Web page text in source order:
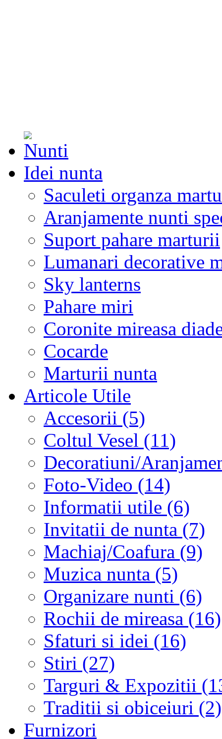
Idei nunta
Saculeti organza
Aranjamente nunti
Suport pahare marturii
Lumanari decorative
Sky lanterns
Pahare miri
Coronite mireasa
Cocarde
Marturii nunta
Articole Utile
Accesorii (5)
Coltul Vesel (11)
Decoratiuni/
Foto-Video (14)
Informatii utile (6)
Invitatii de nunta (7)
Machiaj/Coafura (9)
Muzica nunta (5)
Organizare nunti (6)
Rochii de mireasa (16)
Sfaturi si idei (16)
Stiri (27)
Targuri & Expozitii
Traditii si obiceiuri (2)
Furnizori